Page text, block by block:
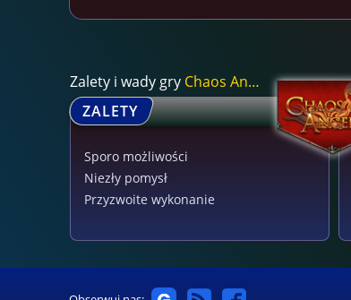
Zalety i wady gry Chaos Angels
ZALETY
Sporo możliwości
Niezły pomysł
Przyzwoite wykonanie